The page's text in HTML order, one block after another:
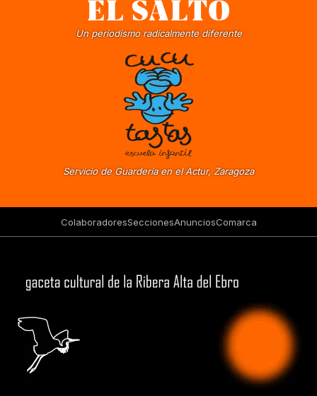
Un periodismo radicalmente diferente
Servicio de Guardería en el Actur, Zaragoza
ColaboradoresSeccionesAnunciosComarca